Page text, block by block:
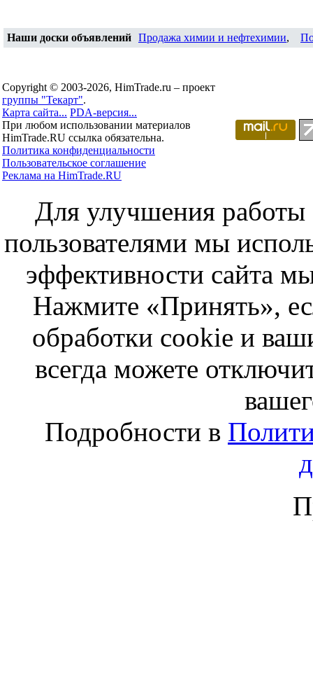
Наши доски объявлений Продажа химии и нефтехимии,
Copyright © 2003-2026, HimTrade.ru – проект
группы "Текарт".
Карта сайта... PDA-версия...
При любом использовании материалов
HimTrade.RU ссылка обязательна.
Политика конфиденциальности
Пользовательское соглашение
Реклама на HimTrade.RU
Для улучшения работы
пользователями мы
эффективности сайта
Нажмите «Принять»,
обработки cookie и
всегда можете
Подробности в